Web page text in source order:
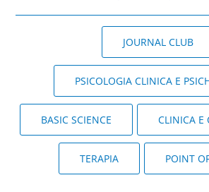
JOURNAL CLUB
PSICOLOGIA CLINICA E
BASIC SCIENCE CLINICA E
TERAPIA POINT